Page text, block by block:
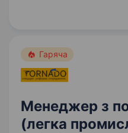
Гаряча
Менеджер з
(легка